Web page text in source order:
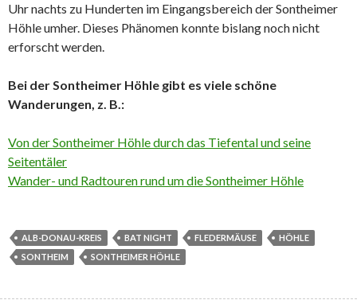
Uhr nachts zu Hunderten im Eingangsbereich der Sontheimer
Höhle umher. Dieses Phänomen konnte bislang noch nicht
erforscht werden.
Bei der Sontheimer Höhle gibt es viele schöne
Wanderungen, z. B.:
Von der Sontheimer Höhle durch das Tiefental und seine
Seitentäler
Wander- und Radtouren rund um die Sontheimer Höhle
ALB-DONAU-KREIS BAT NIGHT FLEDERMÄUSE
HÖHLE
SONTHEIM
SONTHEIMER HÖHLE